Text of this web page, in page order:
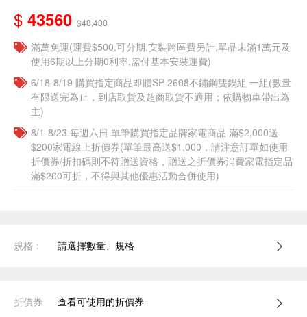
$ 43560 $48,400
滿萬免運(運費$500,可分期,安裝跨區費另計,單品未滿1萬元及
使用6期以上分期0利率,需付基本安裝運費)
6/18-8/19 購買指定商品即贈SP-2608不鏽鋼雙鍋組 一組(數量
有限送完為止，到店取貨及超商取貨不適用；依購物車帶出為
主)​
8/1-8/23 每週六日 單筆購買指定品牌家電商品 滿$2,000送
$200家電線上折價券(單筆最高送$1,000，請注意訂單如使用
折價券/折扣碼則不符贈送資格，贈送之折價券消費家電指定品
滿$200可折，不得與其他優惠活動合併使用)
規格： 請選擇數量、規格
折價券 查看可使用的折價券